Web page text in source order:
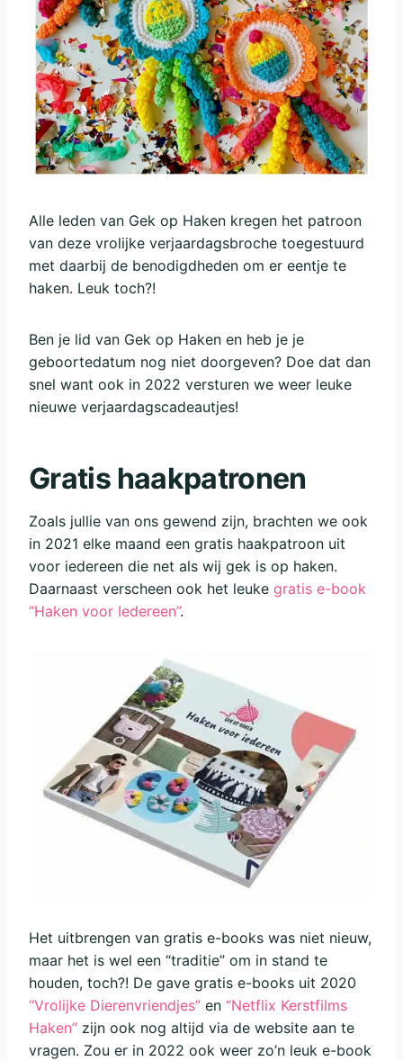
Alle leden van Gek op Haken kregen het patroon
van deze vrolijke verjaardagsbroche toegestuurd
met daarbij de benodigdheden om er eentje te
haken. Leuk toch?!
Ben je lid van Gek op Haken en heb je je
geboortedatum nog niet doorgeven? Doe dat dan
snel want ook in 2022 versturen we weer leuke
nieuwe verjaardagscadeautjes!
Gratis haakpatronen
Zoals jullie van ons gewend zijn, brachten we ook
in 2021 elke maand een gratis haakpatroon uit
voor iedereen die net als wij gek is op haken.
Daarnaast verscheen ook het leuke gratis e-book
“Haken voor Iedereen”.
Het uitbrengen van gratis e-books was niet nieuw,
maar het is wel een “traditie” om in stand te
houden, toch?! De gave gratis e-books uit 2020
“Vrolijke Dierenvriendjes” en “Netflix Kerstfilms
Haken” zijn ook nog altijd via de website aan te
vragen. Zou er in 2022 ook weer zo’n leuk e-book